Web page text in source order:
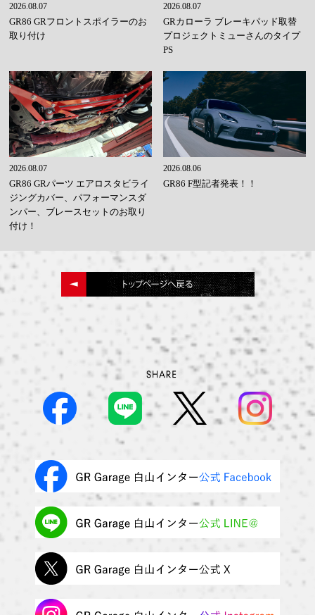
2026.08.07
GR86 GRフロントスポイラーのお
取り付け
2026.08.07
GRカローラ ブレーキパッド取替
プロジェクトミューさんのタイプ
PS
2026.08.07
GR86 GRパーツ エアロスタビライ
ジングカバー、パフォーマンスダ
ンパー、ブレースセットのお取り
付け！
2026.08.06
GR86 F型記者発表！！